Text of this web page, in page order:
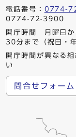
電話番号： 0774-
0774-72-3900
開庁時間 月曜日
30分まで（祝日・
開庁時間が異なる
い
問合せフォーム